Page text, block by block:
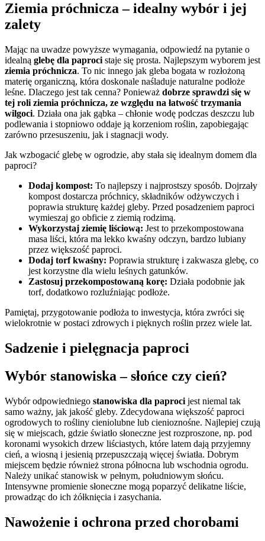
Ziemia próchnicza – idealny wybór i jej
zalety
Mając na uwadze powyższe wymagania, odpowiedź na pytanie o
idealną glebę dla paproci staje się prosta. Najlepszym wyborem jest
ziemia próchnicza. To nic innego jak gleba bogata w rozłożoną
materię organiczną, która doskonale naśladuje naturalne podłoże
leśne. Dlaczego jest tak cenna? Ponieważ dobrze sprawdzi się w
tej roli ziemia próchnicza, ze względu na łatwość trzymania
wilgoci. Działa ona jak gąbka – chłonie wodę podczas deszczu lub
podlewania i stopniowo oddaje ją korzeniom roślin, zapobiegając
zarówno przesuszeniu, jak i stagnacji wody.
Jak wzbogacić glebę w ogrodzie, aby stała się idealnym domem dla
paproci?
Dodaj kompost: To najlepszy i najprostszy sposób. Dojrzały
kompost dostarcza próchnicy, składników odżywczych i
poprawia strukturę każdej gleby. Przed posadzeniem paproci
wymieszaj go obficie z ziemią rodzimą.
Wykorzystaj ziemię liściową: Jest to przekompostowana
masa liści, która ma lekko kwaśny odczyn, bardzo lubiany
przez większość paproci.
Dodaj torf kwaśny: Poprawia strukturę i zakwasza glebę, co
jest korzystne dla wielu leśnych gatunków.
Zastosuj przekompostowaną korę: Działa podobnie jak
torf, dodatkowo rozluźniając podłoże.
Pamiętaj, przygotowanie podłoża to inwestycja, która zwróci się
wielokrotnie w postaci zdrowych i pięknych roślin przez wiele lat.
Sadzenie i pielęgnacja paproci
Wybór stanowiska – słońce czy cień?
Wybór odpowiedniego stanowiska dla paproci jest niemal tak
samo ważny, jak jakość gleby. Zdecydowana większość paproci
ogrodowych to rośliny cieniolubne lub cienioznośne. Najlepiej czują
się w miejscach, gdzie światło słoneczne jest rozproszone, np. pod
koronami wysokich drzew liściastych, które latem dają przyjemny
cień, a wiosną i jesienią przepuszczają więcej światła. Dobrym
miejscem będzie również strona północna lub wschodnia ogrodu.
Należy unikać stanowisk w pełnym, południowym słońcu.
Intensywne promienie słoneczne mogą poparzyć delikatne liście,
prowadząc do ich żółknięcia i zasychania.
Nawożenie i ochrona przed chorobami